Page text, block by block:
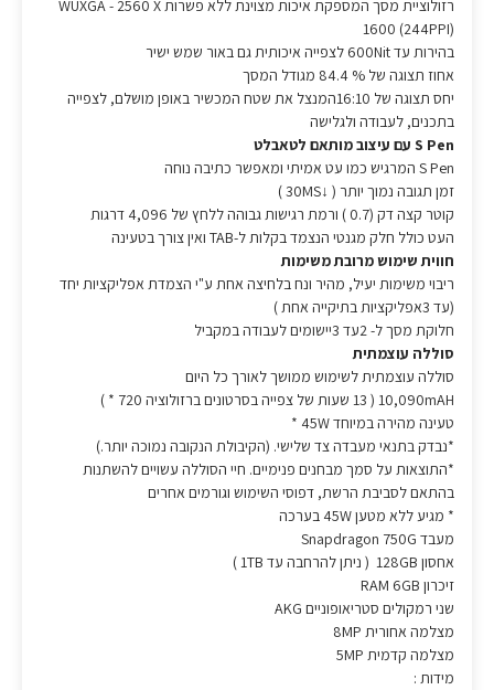
רזולוציית מסך המספקת איכות מצוינת ללא פשרות WUXGA - 2560 X
1600 (244PPI)
בהירות עד 600Nit לצפייה איכותית גם באור שמש ישיר
אחוז תצוגה של % 84.4 מגודל המסך
יחס תצוגה של 16:10המנצל את שטח המכשיר באופן מושלם, לצפייה
בתכנים, לעבודה ולגלישה
S Pen עם עיצוב מותאם לטאבלט
S Pen המרגיש כמו עט אמיתי ומאפשר כתיבה נוחה
זמן תגובה נמוך יותר ( ↓30MS )
קוטר קצה דק (0.7 ) ורמת רגישות גבוהה ללחץ של 4,096 דרגות
העט כולל חלק מגנטי הנצמד בקלות ל-TAB ואין צורך בטעינה
חווית שימוש מרובת משימות
ריבוי משימות יעיל, מהיר ונח בלחיצה אחת ע"י הצמדת אפליקציות יחד
(עד 3אפליקציות בתיקייה אחת )
חלוקת מסך ל- 2עד 3יישומים לעבודה במקביל
סוללה עוצמתית
סוללה עוצמתית לשימוש ממושך לאורך כל היום
10,090mAH ( 13 שעות של צפייה בסרטונים ברזולוציה 720 * )
טעינה מהירה במיוחד 45W *
*נבדק בתנאי מעבדה צד שלישי. (הקיבולת הנקובה נמוכה יותר.)
*התוצאות על סמך מבחנים פנימיים. חיי הסוללה עשויים להשתנות
בהתאם לסביבת הרשת, דפוסי השימוש וגורמים אחרים
* מגיע ללא מטען 45W בערכה
מעבד Snapdragon 750G
אחסון 128GB ( ניתן להרחבה עד 1TB )
זיכרון RAM 6GB
שני רמקולים סטריאופוניים AKG
מצלמה אחורית 8MP
מצלמה קדמית 5MP
מידות :